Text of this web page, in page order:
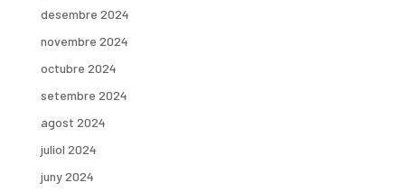
desembre 2024
novembre 2024
octubre 2024
setembre 2024
agost 2024
juliol 2024
juny 2024